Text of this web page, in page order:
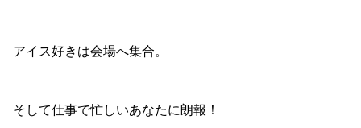
アイス好きは会場へ集合。
そして仕事で忙しいあなたに朗報！